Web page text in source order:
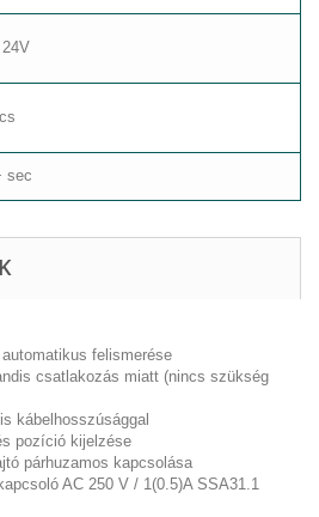
sec
felismerése
csatlakozás miatt (nincs szükség
kábelhosszúsággal
pozíció kijelzése
párhuzamos kapcsolása
AC 250 V / 1(0.5)A SSA31.1